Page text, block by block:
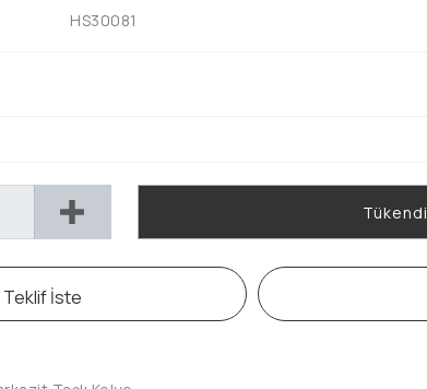
HS30081
Tükendi
Teklif İste